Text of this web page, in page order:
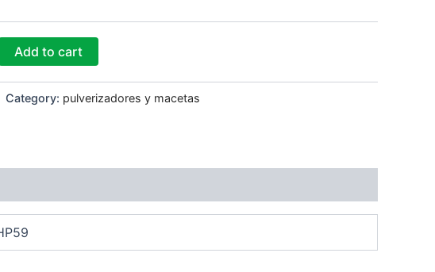
Add to cart
Category: pulverizadores y macetas